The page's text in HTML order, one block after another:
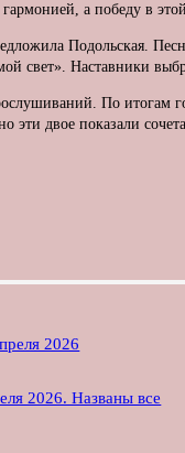
а победу в
Подольская.
Наставники
По итогам
двое показали
2026
2026. Названы все